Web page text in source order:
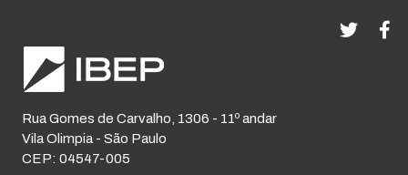
Rua Gomes de Carvalho, 1306 - 11º andar
Vila Olimpia - São Paulo
CEP: 04547-005